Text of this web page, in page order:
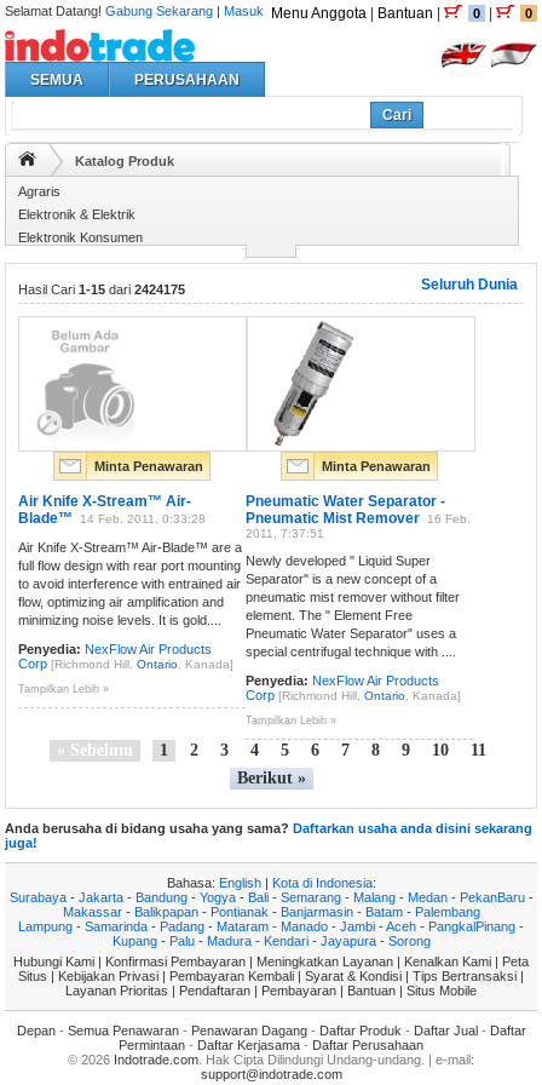
Selamat Datang!Gabung Sekarang |Masuk Menu Anggota| Bantuan 0 0
SEMUA PERUSAHAAN
Cari
Katalog Produk
Agraris
Elektronik & Elektrik
Elektronik Konsumen
Enerji
Seluruh Dunia
Hasil Cari1-15 dari2424175
Minta Penawaran
Air Knife X-Stream™ Air-
Blade™
14 Feb. 2011, 0:33:28
Air Knife X-Stream™ Air-Blade™ are a
full flow design with rear port mounting
to avoid interference with entrained air
flow, optimizing air amplification and
minimizing noise levels. It is gold....
Penyedia: NexFlow Air Products
Corp [Richmond Hill,Ontario , Kanada]
Tampilkan Lebih »
Minta Penawaran
Pneumatic Water Separator -
Pneumatic Mist Remover
16 Feb.
2011, 7:37:51
Newly developed " Liquid Super
Separator" is a new concept of a
pneumatic mist remover without filter
element. The " Element Free
Pneumatic Water Separator" uses a
special centrifugal technique with ....
Penyedia: NexFlow Air Products
Corp [Richmond Hill,Ontario , Kanada]
Tampilkan Lebih »
« Sebelum 1 2 3 4 5 6 7 8 9 10
11
Berikut »
Anda berusaha di bidang usaha yang sama?Daftarkan usaha anda disini sekarang
juga!
Bahasa: English| Kota di Indonesia:
Surabaya- Jakarta- Bandung- Yogya- Bali- Semarang- Malang- Medan- PekanBaru-
Makassar- Balikpapan- Pontianak - Banjarmasin- Batam- Palembang
Lampung - Samarinda - Padang - Mataram - Manado - Jambi -Aceh - PangkalPinang -
Kupang- Palu- Madura- Kendari- Jayapura- Sorong
Hubungi Kami | Konfirmasi Pembayaran | Meningkatkan Layanan | Kenalkan Kami | Peta
Situs | Kebijakan Privasi | Pembayaran Kembali | Syarat & Kondisi | Tips Bertransaksi |
Layanan Prioritas | Pendaftaran | Pembayaran | Bantuan | Situs Mobile
Depan- Semua Penawaran- Penawaran Dagang- Daftar Produk - Daftar Jual- Daftar
Permintaan - Daftar Kerjasama - Daftar Perusahaan
© 2026 Indotrade.com . Hak Cipta Dilindungi Undang-undang. | e-mail:
support@indotrade.com